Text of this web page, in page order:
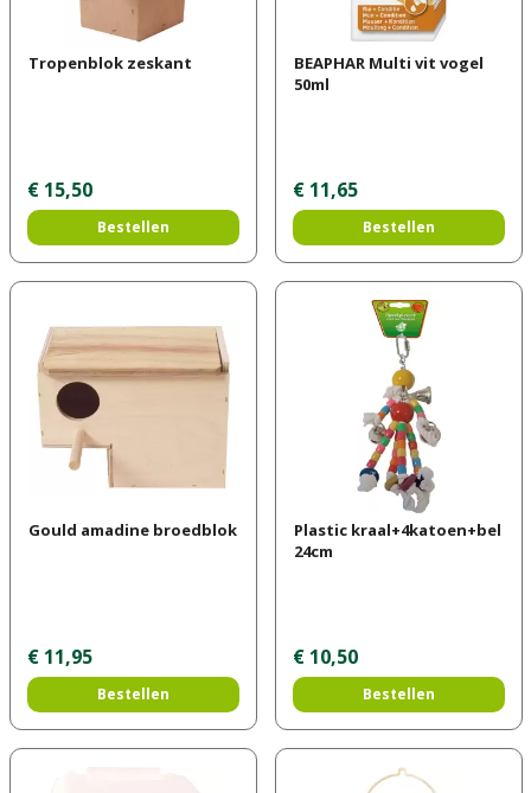
Tropenblok zeskant
€ 15,50
Bestellen
BEAPHAR Multi vit vogel
50ml
€ 11,65
Bestellen
Gould amadine broedblok
€ 11,95
Bestellen
Plastic kraal+4katoen+bel
24cm
€ 10,50
Bestellen